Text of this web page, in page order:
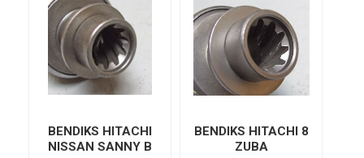
BENDIKS HITACHI
NISSAN SANNY B
BENDIKS HITACHI 8
ZUBA